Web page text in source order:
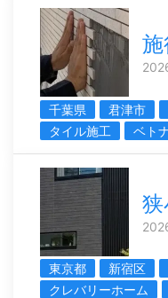
千葉県 君津市
タイル施工
ベト
東京都 新宿区
クレバリーホーム